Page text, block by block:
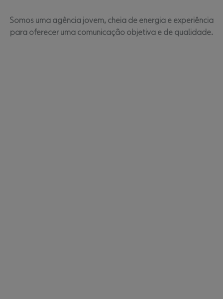
Somos uma agência jovem, cheia de energia e experiência
para oferecer uma comunicação objetiva e de qualidade.